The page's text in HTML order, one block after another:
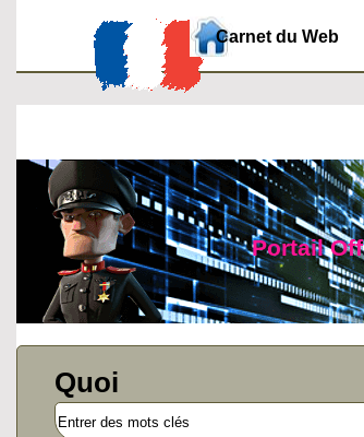
Carnet du Web
Portail
Quoi